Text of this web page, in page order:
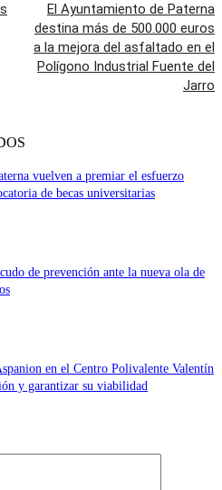
El Ayuntamiento de Paterna
destina más de 500.000 euros
a la mejora del asfaltado en el
Polígono Industrial Fuente del
Jarro
vuelven a premiar el esfuerzo
de becas universitarias
de prevención ante la nueva ola de
en el Centro Polivalente Valentín
y garantizar su viabilidad